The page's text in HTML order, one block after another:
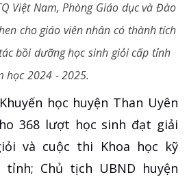
Việt Nam, Phòng Giáo dục và Đào
cho giáo viên nhân có thành tích
bồi dưỡng học sinh giỏi cấp tỉnh
học 2024 - 2025.
học huyện Than Uyên
368 lượt học sinh đạt giải
và cuộc thi Khoa học kỹ
Chủ tịch UBND huyện